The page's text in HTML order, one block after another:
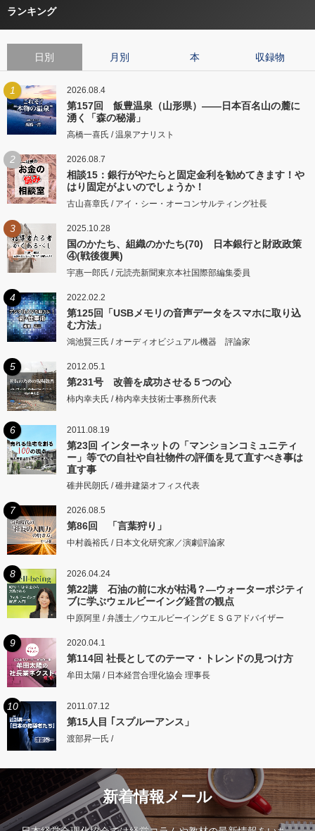
ランキング
日別 月別 本 収録物
1 2026.08.4
第157回 飯豊温泉（山形県）――日本百名山の麓に
湧く「森の秘湯」
高橋一喜氏 / 温泉アナリスト
2 2026.08.7
相談15：銀行がやたらと固定金利を勧めてきます！や
はり固定がよいのでしょうか！
古山喜章氏 / アイ・シー・オーコンサルティング社長
3 2025.10.28
国のかたち、組織のかたち(70) 日本銀行と財政政策
④(戦後復興)
宇惠一郎氏 / 元読売新聞東京本社国際部編集委員
4 2022.02.2
第125回「USBメモリの音声データをスマホに取り込
む方法」
鴻池賢三氏 / オーディオビジュアル機器 評論家
5 2012.05.1
第231号 改善を成功させる５つの心
柿内幸夫氏 / 柿内幸夫技術士事務所代表
6 2011.08.19
第23回 インターネットの「マンションコミュニティ
ー」等での自社や自社物件の評価を見て直すべき事は
直す事
碓井民朗氏 / 碓井建築オフィス代表
7 2026.08.5
第86回 「言葉狩り」
中村義裕氏 / 日本文化研究家／演劇評論家
8 2026.04.24
第22講 石油の前に水が枯渇？―ウォーターポジティ
ブに学ぶウェルビーイング経営の観点
中原阿里 / 弁護士／ウエルビーイングＥＳＧアドバイザー
9 2020.04.1
第114回 社長としてのテーマ・トレンドの見つけ方
牟田太陽 / 日本経営合理化協会 理事長
10 2011.07.12
第15人目 ｢スプルーアンス」
渡部昇一氏 /
新着情報メール